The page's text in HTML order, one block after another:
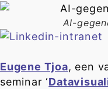
AI-
Eugene Tjoa, een
seminar ‘